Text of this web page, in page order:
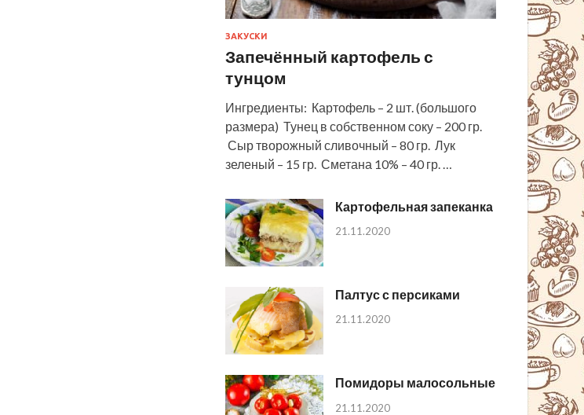
ЗАКУСКИ
Запечённый картофель с
тунцом
Ингредиенты: Картофель – 2 шт. (большого
размера) Тунец в собственном соку – 200 гр.
Сыр творожный сливочный – 80 гр. Лук
зеленый – 15 гр. Сметана 10% – 40 гр. …
Картофельная запеканка
21.11.2020
Палтус с персиками
21.11.2020
Помидоры малосольные
21.11.2020